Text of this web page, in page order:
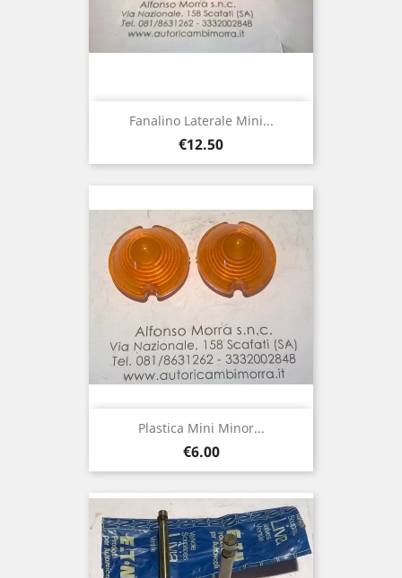
Fanalino Laterale Mini...
Price
€12.50
Plastica Mini Minor...
Price
€6.00